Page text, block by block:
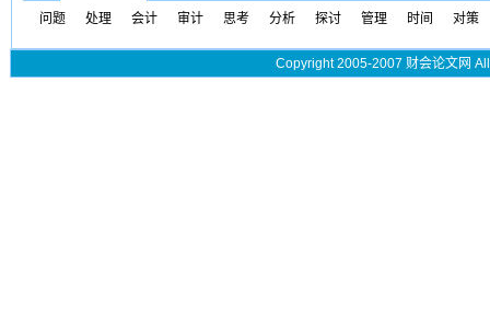
问题 处理 会计 审计 思考 分析 探讨 管理 时间 对策
Copyright 2005-2007 财会论文网